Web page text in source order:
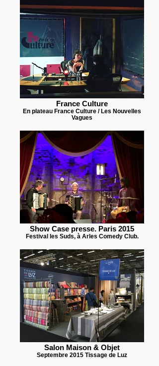
France Culture
En plateau France Culture / Les Nouvelles
Vagues
Show Case presse. Paris 2015
Festival les Suds, à Arles Comedy Club.
Salon Maison & Objet
Septembre 2015 Tissage de Luz